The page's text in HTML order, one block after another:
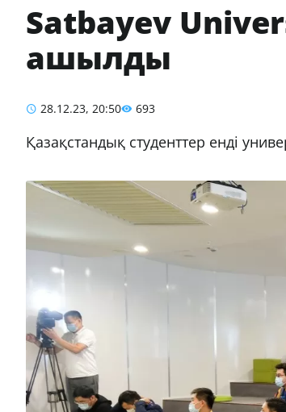
Satbayev
ашылды
28.12.23, 20:50 693
Қазақстандық студенттер енді